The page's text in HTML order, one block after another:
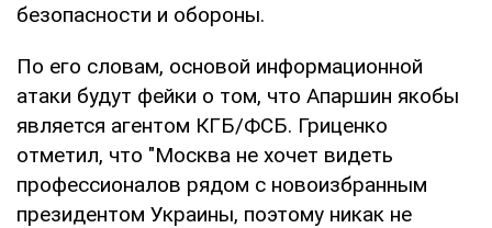
безопасности и обороны.
По его словам, основой информационной
атаки будут фейки о том, что Апаршин якобы
является агентом КГБ/ФСБ. Гриценко
отметил, что "Москва не хочет видеть
профессионалов рядом с новоизбранным
президентом Украины, поэтому никак не